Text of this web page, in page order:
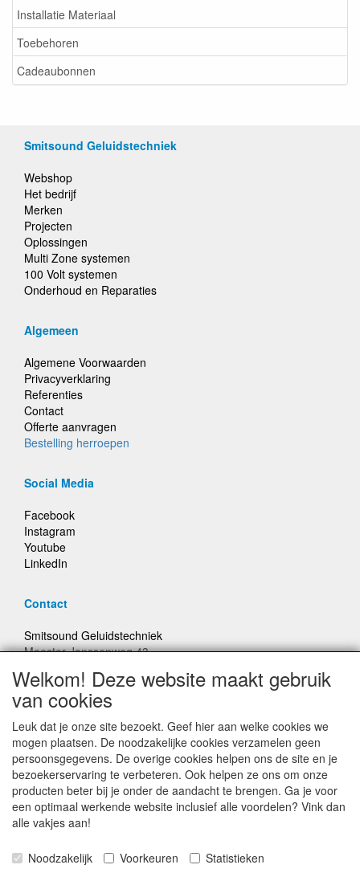
Installatie Materiaal
Toebehoren
Cadeaubonnen
Smitsound Geluidstechniek
Webshop
Het bedrijf
Merken
Projecten
Oplossingen
Multi Zone systemen
100 Volt systemen
Onderhoud en Reparaties
Algemeen
Algemene Voorwaarden
Privacyverklaring
Referenties
Contact
Offerte aanvragen
Bestelling herroepen
Social Media
Facebook
Instagram
Youtube
LinkedIn
Contact
Smitsound Geluidstechniek
Meester Janssenweg 43
E-mail: info@smitsound.nl
Telefoon: +31-(0)6-22256322
Bestellingen binnen Nederland, ongeacht gewicht, verstuurd
voor € 6,95
Prijzen inclusief 21% BTW, tenzij anders vermeldt
Welkom! Deze website maakt gebruik
van cookies
Leuk dat je onze site bezoekt. Geef hier aan welke cookies we
mogen plaatsen. De noodzakelijke cookies verzamelen geen
persoonsgegevens. De overige cookies helpen ons de site en je
bezoekerservaring te verbeteren. Ook helpen ze ons om onze
producten beter bij je onder de aandacht te brengen. Ga je voor
een optimaal werkende website inclusief alle voordelen? Vink dan
alle vakjes aan!
Noodzakelijk Voorkeuren Statistieken